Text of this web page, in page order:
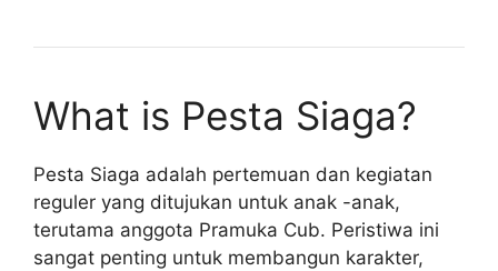
What is Pesta Siaga?
Pesta Siaga adalah pertemuan dan kegiatan
reguler yang ditujukan untuk anak -anak,
terutama anggota Pramuka Cub. Peristiwa ini
sangat penting untuk membangun karakter,